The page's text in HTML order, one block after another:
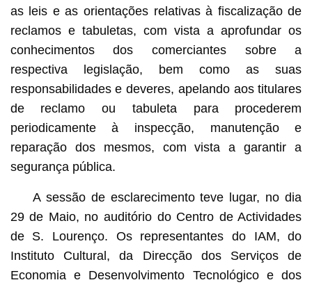
as leis e as orientações relativas à fiscalização de
reclamos e tabuletas, com vista a aprofundar os
conhecimentos dos comerciantes sobre a
respectiva legislação, bem como as suas
responsabilidades e deveres, apelando aos titulares
de reclamo ou tabuleta para procederem
periodicamente à inspecção, manutenção e
reparação dos mesmos, com vista a garantir a
segurança pública.
A sessão de esclarecimento teve lugar, no dia
29 de Maio, no auditório do Centro de Actividades
de S. Lourenço. Os representantes do IAM, do
Instituto Cultural, da Direcção dos Serviços de
Economia e Desenvolvimento Tecnológico e dos